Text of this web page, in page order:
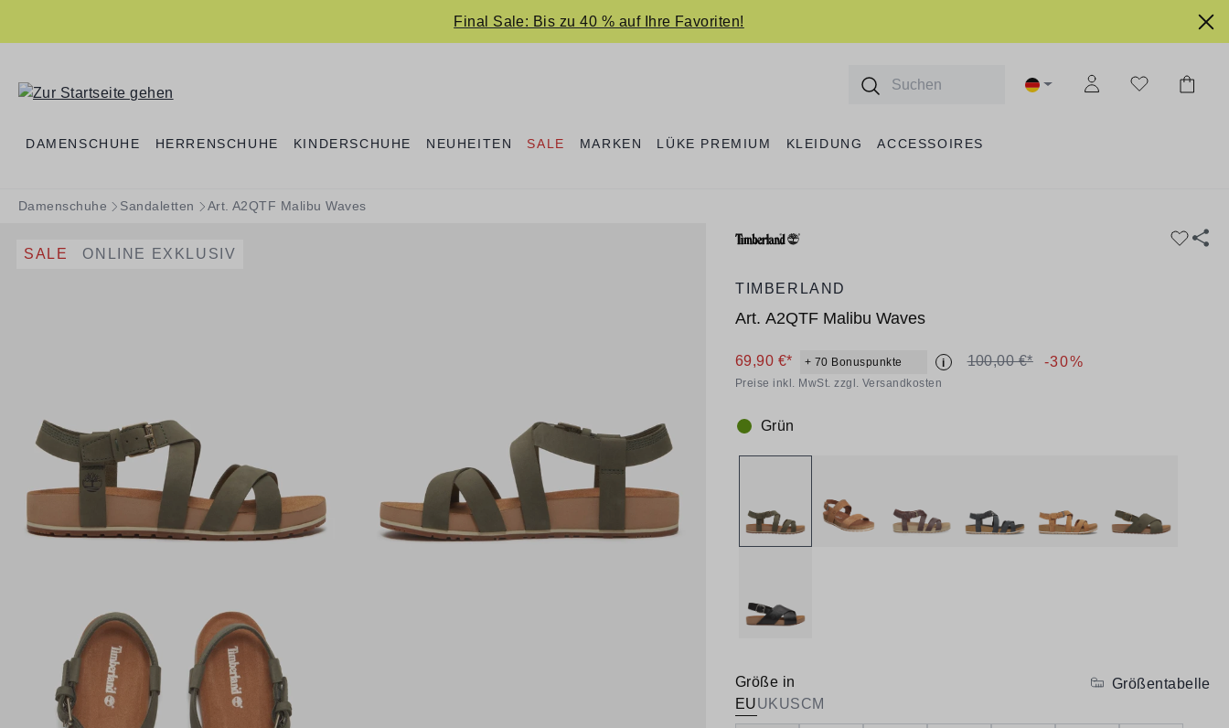
Final Sale: Bis zu 40 % auf Ihre Favoriten!
DAMENSCHUHE HERRENSCHUHE KINDERSCHUHE NEUHEITEN SALE MARKEN LÜKE PREMIUM KLEIDUNG ACCESSOIRES
Damenschuhe Sandaletten Art. A2QTF Malibu Waves
SALE ONLINE EXKLUSIV
TIMBERLAND
Art. A2QTF Malibu Waves
69,90 €* + 70 Bonuspunkte i 100,00 €* -30%
Preise inkl. MwSt. zzgl. Versandkosten
Farbe:
Grün
Größe in
EUUKUSCM
Größentabelle